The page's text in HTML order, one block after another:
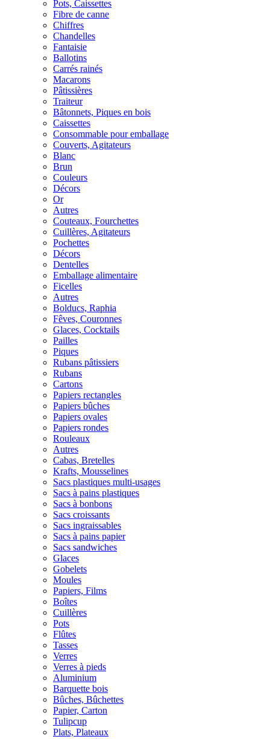
Pots, Caissettes
Fibre de canne
Chiffres
Chandelles
Fantaisie
Ballotins
Carrés rainés
Macarons
Pâtissières
Traiteur
Bâtonnets, Piques en bois
Caissettes
Consommable pour emballage
Couverts, Agitateurs
Blanc
Brun
Couleurs
Décors
Or
Autres
Couteaux, Fourchettes
Cuillères, Agitateurs
Pochettes
Décors
Dentelles
Emballage alimentaire
Ficelles
Autres
Bolducs, Raphia
Fêves, Couronnes
Glaces, Cocktails
Pailles
Piques
Rubans pâtissiers
Rubans
Cartons
Papiers rectangles
Papiers bûches
Papiers ovales
Papiers rondes
Rouleaux
Autres
Cabas, Bretelles
Krafts, Mousselines
Sacs plastiques multi-usages
Sacs à pains plastiques
Sacs à bonbons
Sacs croissants
Sacs ingraissables
Sacs à pains papier
Sacs sandwiches
Glaces
Gobelets
Moules
Papiers, Films
Boîtes
Cuillères
Pots
Flûtes
Tasses
Verres
Verres à pieds
Aluminium
Barquette bois
Bûches, Bûchettes
Papier, Carton
Tulipcup
Plats, Plateaux